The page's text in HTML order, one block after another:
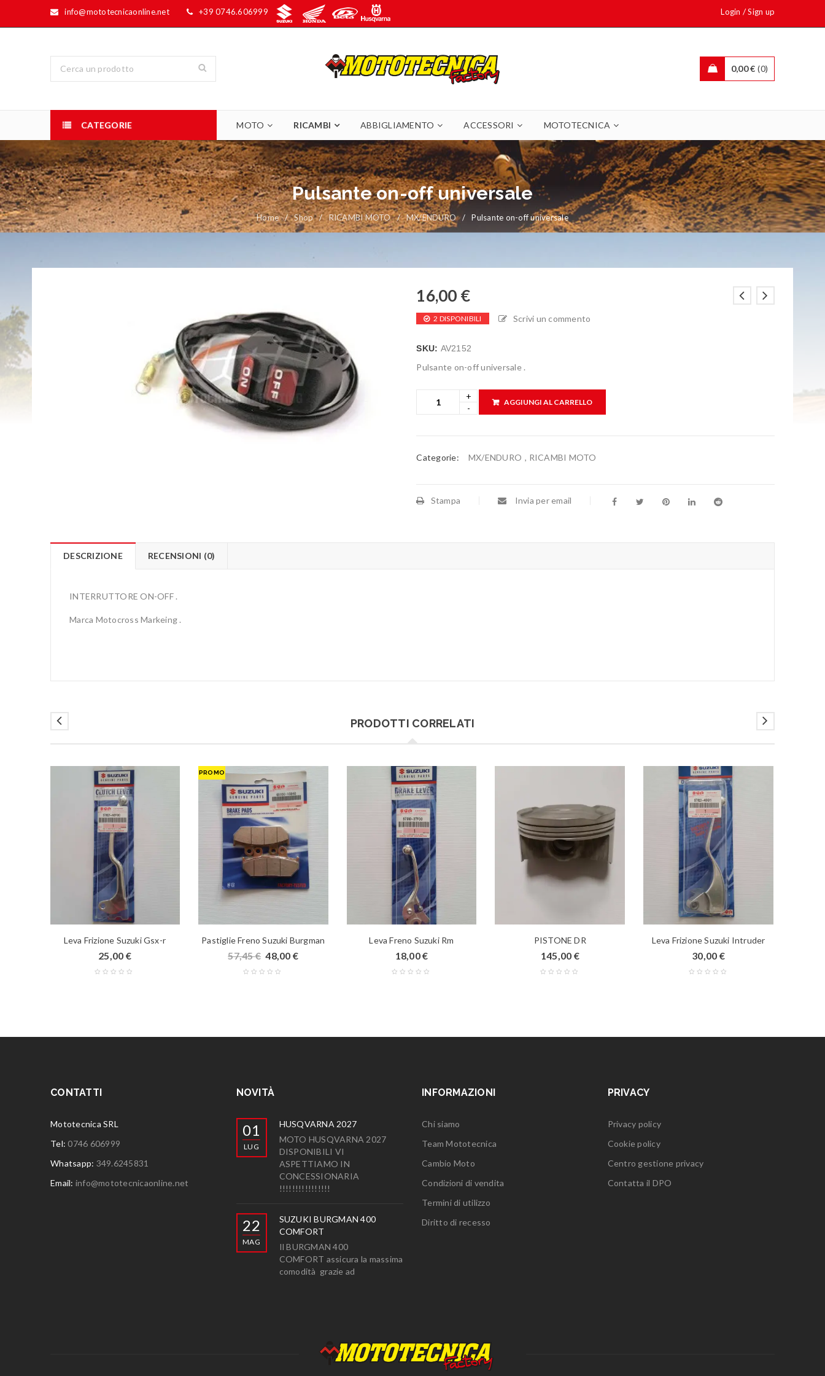
info@mototecnicaonline.net +39 0746.606999 Login /Sign up
0,00€ 0
CATEGORIE MOTO RICAMBI ABBIGLIAMENTO ACCESSORI MOTOTECNICA
Pulsante on-off universale
Home / Shop / RICAMBI MOTO / MX/ENDURO / Pulsante on-off universale
16,00 €
2 DISPONIBILI Scrivi un commento
SKU: AV2152
Pulsante on-off universale .
AGGIUNGI AL CARRELLO
Categorie: MX/ENDURO , RICAMBI MOTO
Stampa Invia per email
DESCRIZIONE RECENSIONI (0)
INTERRUTTORE ON-OFF .
Marca Motocross Markeing .
PRODOTTI CORRELATI
Leva Frizione Suzuki Gsx-r
25,00 €
PROMO
Pastiglie Freno Suzuki Burgman
57,45€ 48,00 €
Leva Freno Suzuki Rm
18,00€
PISTONE DR
145,00 €
Leva Frizione Suzuki Intruder
30,00 €
CONTATTI
Mototecnica SRL
Tel:0746 606999
Whatsapp: 349.6245831
Email: info@mototecnicaonline.net
NOVITÀ
01
LUG
HUSQVARNA 2027
MOTO HUSQVARNA 2027
DISPONIBILI VI
ASPETTIAMO IN
CONCESSIONARIA
!!!!!!!!!!!!!!!!
22
MAG
SUZUKI BURGMAN 400
COMFORT
Il BURGMAN 400
COMFORT assicura la massima
comodità grazie ad
INFORMAZIONI
Chi siamo
Team Mototecnica
Cambio Moto
Condizioni di vendita
Termini di utilizzo
Diritto di recesso
PRIVACY
Privacy policy
Cookie policy
Centro gestione privacy
Contatta il DPO